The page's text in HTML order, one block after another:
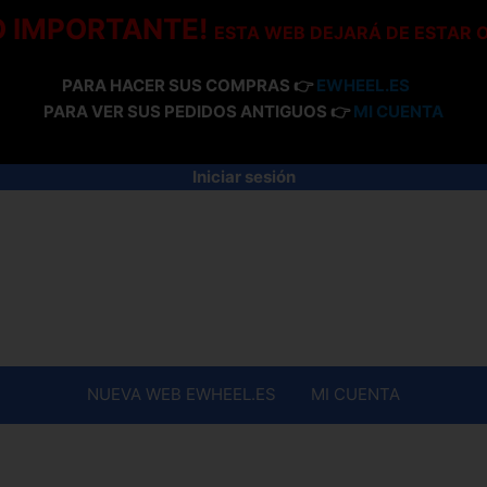
IMPORTANTE! ESTA WEB DEJARÁ DE ESTAR
PARA HACER SUS COMPRAS 👉 EWHEEL.ES
PARA VER SUS PEDIDOS ANTIGUOS 👉 MI CUENTA
Iniciar sesión
NUEVA WEB EWHEEL.ES MI CUENTA